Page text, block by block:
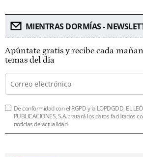
MIENTRAS DORMÍAS -
Apúntate gratis y recibe cada
temas del día
De conformidad con el RGPD y la LOPDGDD, EL
PUBLICACIONES, S.A. tratará los datos facilitados
noticias de actualidad.